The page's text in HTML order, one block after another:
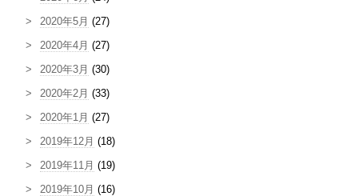
2020年5月 (27)
2020年4月 (27)
2020年3月 (30)
2020年2月 (33)
2020年1月 (27)
2019年12月 (18)
2019年11月 (19)
2019年10月 (16)